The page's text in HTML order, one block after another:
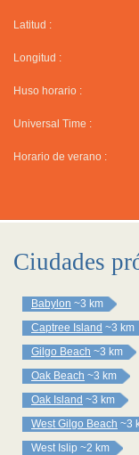
Latitud :
Longitud :
Huso horario :
Universal Time :
Horario de verano :
Ciudades
Babylon ~3 km
Captree Island ~3 km
Gilgo Beach ~3 km
Oak Beach ~3 km
Oak Island ~3 km
West Gilgo Beach ~3
West Islip ~2 km